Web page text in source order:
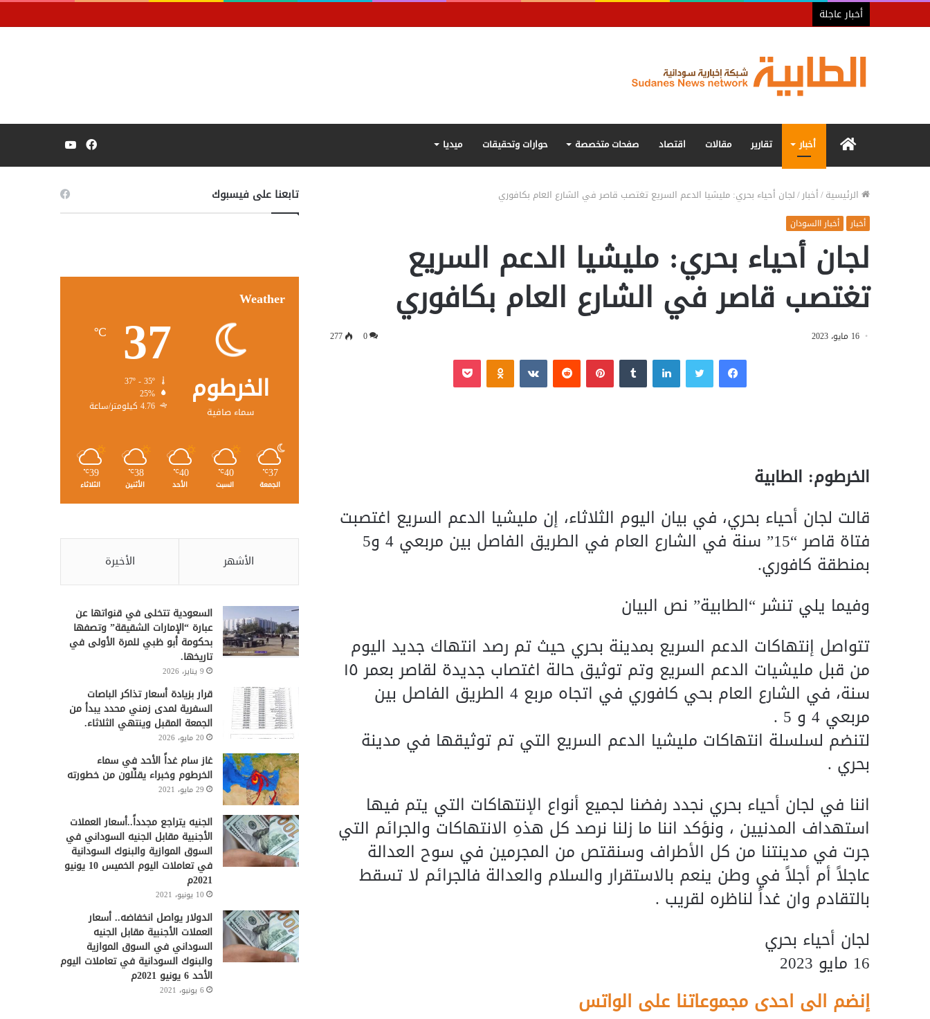
أخبار عاجلة
الرئيسيةأخبار تقارير مقالات اقتصاد صفحات متخصصة حوارات وتحقيقات ميديا فيسبوك
الرئيسية/أخبار/لجان أحياء بحري: مليشيا الدعم السريع تغتصب قاصر في الشارع العام بكافوري
أخبار أخبار االسودان
لجان أحياء بحري: مليشيا الدعم السريع
تغتصب قاصر في الشارع العام بكافوري
16 مايو، 2023 0
277
فيسبوك لينكدإن بينتيريست
الخرطوم: الطابية
قالت لجان أحياء بحري، في بيان اليوم الثلاثاء، إن مليشيا الدعم السريع اغتصبت
فتاة قاصر “15” سنة في الشارع العام في الطريق الفاصل بين مربعي 4 و5
بمنطقة كافوري.
وفيما يلي تنشر “الطابية” نص البيان
تتواصل إنتهاكات الدعم السريع بمدينة بحري حيث تم رصد انتهاك جديد اليوم
من قبل مليشيات الدعم السريع وتم توثيق حالة اغتصاب جديدة لقاصر بعمر ١٥
سنة، في الشارع العام بحي كافوري في اتجاه مربع 4 الطريق الفاصل بين
مربعي 4 و 5 .
لتنضم لسلسلة انتهاكات مليشيا الدعم السريع التي تم توثيقها في مدينة
بحري .
اننا في لجان أحياء بحري نجدد رفضنا لجميع أنواع الإنتهاكات التي يتم فيها
استهداف المدنيين ، ونؤكد اننا ما زلنا نرصد كل هذهِ الانتهاكات والجرائم التي
جرت في مدينتنا من كل الأطراف وسنقتص من المجرمين في سوح العدالة
عاجلاً أم أجلاً في وطن ينعم بالاستقرار والسلام والعدالة فالجرائم لا تسقط
بالتقادم وان غداً لناظره لقريب .
لجان أحياء بحري
16 مايو 2023
إنضم الى احدى مجموعاتنا على الواتس
تابعنا على فيسبوك
Weather
الخرطوم
سماء صافية
37
℃
25%
4.76 كيلومتر/ساعة
37
℃
الجمعة
40
℃
السبت
40
℃
الأحد
38
℃
الأثنين
39
℃
الثلاثاء
الأشهر الأخيرة
السعودية تتخلى في قنواتها عن
عبارة “الإمارات الشقيقة” وتصفها
بحكومة أبو ظبي للمرة الأولى في
تاريخها.
9 يناير، 2026
قرار بزيادة أسعار تذاكر الباصات
السفرية لمدى زمني محدد يبدأ من
الجمعة المقبل وينتهي الثلاثاء.
20 مايو، 2026
غاز سام غداً الأحد في سماء
الخرطوم وخبراء يقلِّلون من خطورته
29 مايو، 2021
الجنيه يتراجع مجدداً..أسعار العملات
الأجنبية مقابل الجنيه السوداني في
السوق الموازية والبنوك السودانية
في تعاملات اليوم الخميس 10 يونيو
2021م
10 يونيو، 2021
الدولار يواصل انخفاضه.. أسعار
العملات الأجنبية مقابل الجنيه
السوداني في السوق الموازية
والبنوك السودانية في تعاملات اليوم
الأحد 6 يونيو 2021م
6 يونيو، 2021